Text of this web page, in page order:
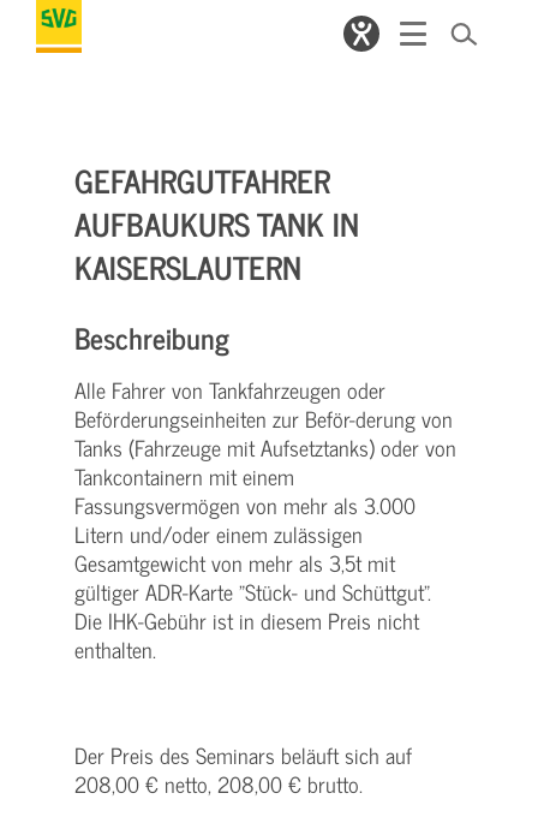
GEFAHRGUTFAHRER
AUFBAUKURS TANK IN
KAISERSLAUTERN
Beschreibung
Alle Fahrer von Tankfahrzeugen oder
Beförderungseinheiten zur Beför-derung von
Tanks (Fahrzeuge mit Aufsetztanks) oder von
Tankcontainern mit einem
Fassungsvermögen von mehr als 3.000
Litern und/oder einem zulässigen
Gesamtgewicht von mehr als 3,5t mit
gültiger ADR-Karte "Stück- und Schüttgut".
Die IHK-Gebühr ist in diesem Preis nicht
enthalten.
Der Preis des Seminars beläuft sich auf
208,00 € netto, 208,00 € brutto.